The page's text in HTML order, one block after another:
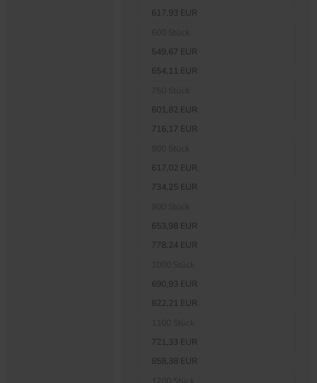
617,93 EUR
549,67 EUR
654,11 EUR
601,82 EUR
716,17 EUR
617,02 EUR
734,25 EUR
653,98 EUR
778,24 EUR
690,93 EUR
822,21 EUR
721,33 EUR
858,38 EUR